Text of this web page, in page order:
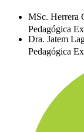
MSc. Herrera
Pedagógica
Dra. Jatem
Pedagógica